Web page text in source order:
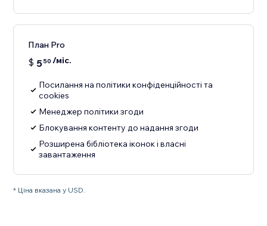
План Pro
$ 550 /міс.
Посилання на політики конфіденційності та
cookies
Менеджер політики згоди
Блокування контенту до надання згоди
Розширена бібліотека іконок і власні
завантаження
* Ціна вказана у USD.